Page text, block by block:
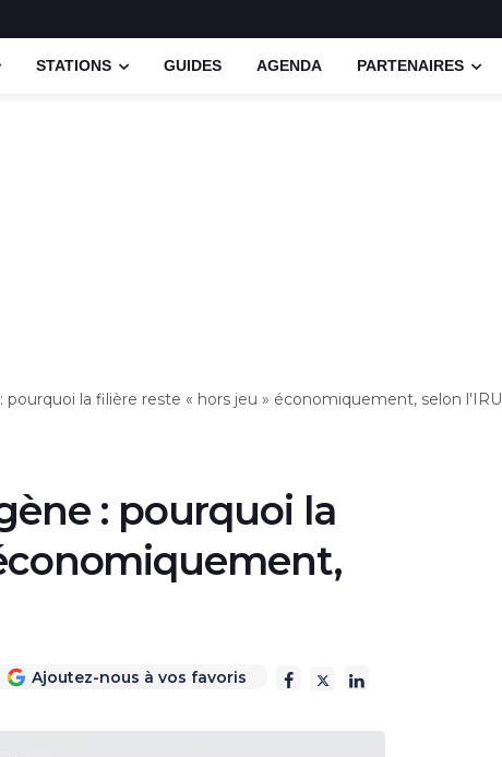
STATIONS GUIDES AGENDA PARTENAIRES
pourquoi la filière reste « hors jeu » économiquement, selon l'IRU
: pourquoi la
Ajoutez-nous à vos favoris